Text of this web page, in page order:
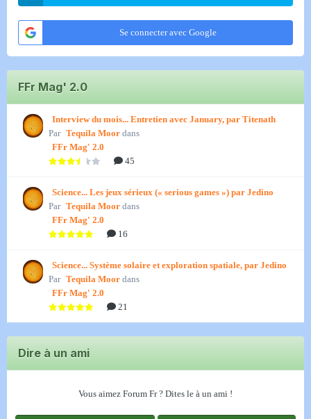
Se connecter avec Google
FFr Mag' 2.0
Interview du mois... Entretien avec January, par Titenath
Par Tequila Moor dans
FFr Mag' 2.0
45
Science... Les jeux sérieux (« serious games ») par Jedino
Par Tequila Moor dans
FFr Mag' 2.0
16
Science... Système solaire et exploration spatiale, par Jedino
Par Tequila Moor dans
FFr Mag' 2.0
21
Dire à un ami
Vous aimez Forum Fr ? Dites le à un ami !